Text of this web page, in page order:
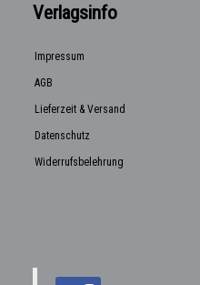
Verlagsinfo
Impressum
AGB
Lieferzeit & Versand
Datenschutz
Widerrufsbelehrung